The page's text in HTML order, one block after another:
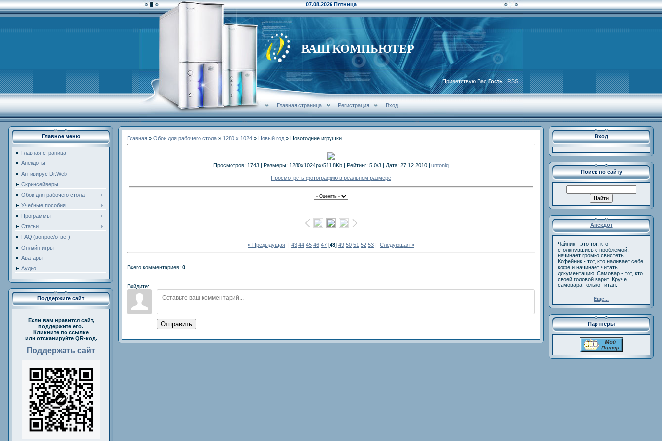
07.08.2026 Пятница
ВАШ КОМПЬЮТЕР
Приветствую ВасГость|RSS
Главная страница Регистрация Вход
Главное меню
Главная страница
Анекдоты
Антивирус Dr.Web
Скринсейверы
Обои для рабочего стола
Учебные пособия
Программы
Статьи
FAQ (вопрос/ответ)
Онлайн игры
Аватары
Аудио
Поддержите сайт
Если вам нравится сайт,
поддержите его.
Кликните по ссылке
или отсканируйте QR-код.
Поддержать сайт
Главная » Обои для рабочего стола » 1280 x 1024 » Новый год » Новогодние игрушки
Просмотров: 1743 | Размеры: 1280x1024px/511.8Kb | Рейтинг: 5.0/3 | Дата: 27.12.2010 | untoniq
Просмотреть фотографию в реальном размере
« Предыдущая | 43 44 45 46 47 [48] 49 50 51 52 53 | Следующая »
Всего комментариев: 0
Войдите:
Отправить
Вход
Поиск по сайту
Анекдот
Чайник - это тот, кто
столкнувшись с проблемой,
начинает громко свистеть.
Кофейник - тот, кто наливает себе
кофе и начинает читать
документацию. Самовар - тот, кто
своей головой варит. Круче
самовара только титан.
Ещё...
Партнеры